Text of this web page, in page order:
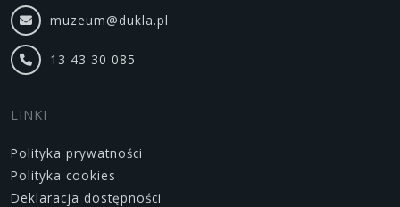
muzeum@dukla.pl
13 43 30 085
LINKI
Polityka prywatności
Polityka cookies
Deklaracja dostępności